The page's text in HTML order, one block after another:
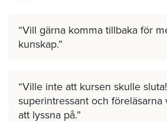
Vill gärna komma tillbaka för
kunskap.
Ville inte att kursen skulle
superintressant och föreläsarna
att lyssna på.